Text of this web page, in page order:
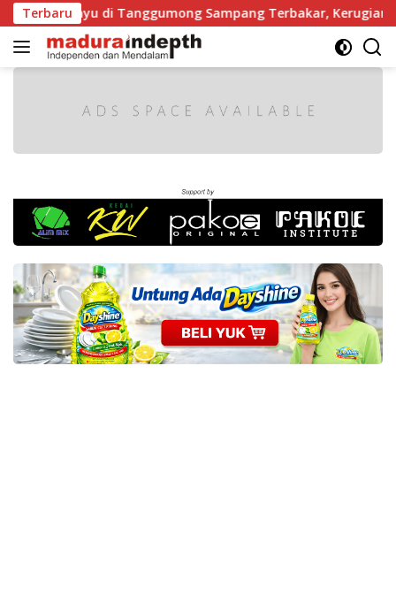
Langsung
ke
konten
Terbaru
Kayu di Tanggumong Sampang Terbakar, Kerugian Capai